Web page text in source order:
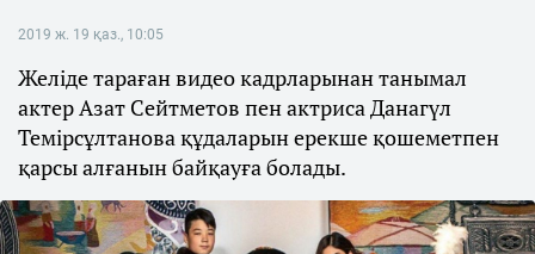
2019 ж. 19 қаз., 10:05
Желіде тараған видео кадрларынан танымал
актер Азат Сейтметов пен актриса Данагүл
Темірсұлтанова құдаларын ерекше қошеметпен
қарсы алғанын байқауға болады.